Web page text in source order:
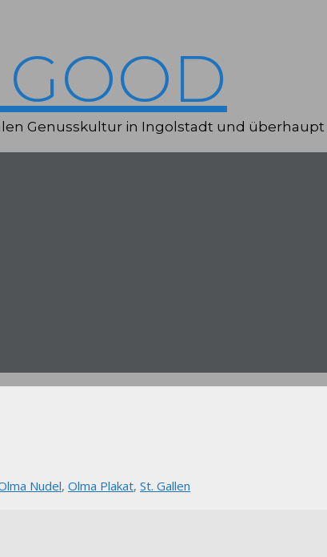
Genusskultur in Ingolstadt und überhaupt
Nudel, Olma Plakat, St. Gallen